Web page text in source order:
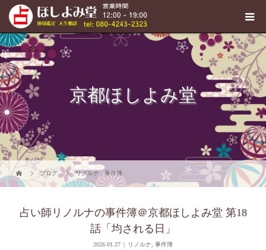
京都ほしよみ堂
ブログ リノルナ ,事件簿
占い師リノルナの事件簿＠京都ほしよみ堂 第18
話「均される日」
2026.01.27 リノルナ, 事件簿